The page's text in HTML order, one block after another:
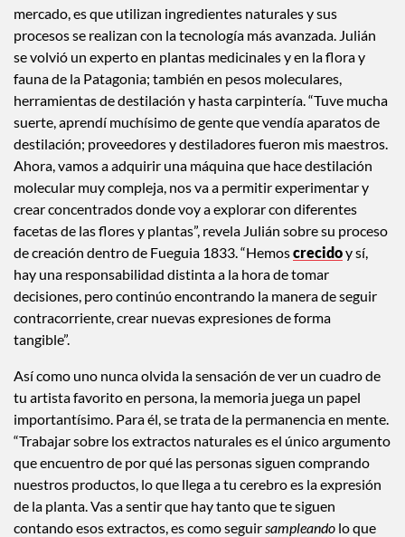
mercado, es que utilizan ingredientes naturales y sus
procesos se realizan con la tecnología más avanzada. Julián
se volvió un experto en plantas medicinales y en la flora y
fauna de la Patagonia; también en pesos moleculares,
herramientas de destilación y hasta carpintería. “Tuve mucha
suerte, aprendí muchísimo de gente que vendía aparatos de
destilación; proveedores y destiladores fueron mis maestros.
Ahora, vamos a adquirir una máquina que hace destilación
molecular muy compleja, nos va a permitir experimentar y
crear concentrados donde voy a explorar con diferentes
facetas de las flores y plantas”, revela Julián sobre su proceso
de creación dentro de Fueguia 1833. “Hemoscrecidoy sí,
hay una responsabilidad distinta a la hora de tomar
decisiones, pero continúo encontrando la manera de seguir
contracorriente, crear nuevas expresiones de forma
tangible”.
Así como uno nunca olvida la sensación de ver un cuadro de
tu artista favorito en persona, la memoria juega un papel
importantísimo. Para él, se trata de la permanencia en mente.
“Trabajar sobre los extractos naturales es el único argumento
que encuentro de por qué las personas siguen comprando
nuestros productos, lo que llega a tu cerebro es la expresión
de la planta. Vas a sentir que hay tanto que te siguen
contando esos extractos, es como seguir sampleando lo que